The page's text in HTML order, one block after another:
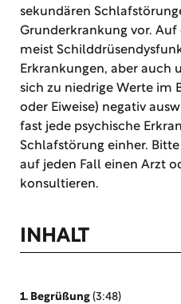
sekundären
Grunderkrankung vor. Auf
meist
Erkrankungen, aber auch
sich zu niedrige Werte im
oder Eiweise) negativ
fast jede psychische
Schlafstörung einher.
auf jeden Fall einen Arzt
konsultieren.
INHALT
1. Begrüßung (3:48)